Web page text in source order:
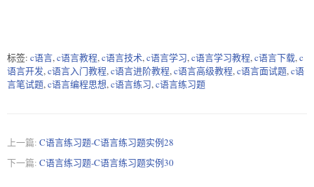
标签: c语言, c语言教程, c语言技术, c语言学习, c语言学习教程, c语言下载, c
语言开发, c语言入门教程, c语言进阶教程, c语言高级教程, c语言面试题, c语
言笔试题, c语言编程思想, c语言练习, c语言练习题
上一篇: C语言练习题-C语言练习题实例28
下一篇: C语言练习题-C语言练习题实例30